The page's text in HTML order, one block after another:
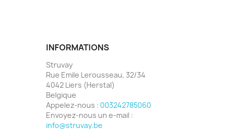
INFORMATIONS
Struvay
Rue Emile Lerousseau, 32/34
4042 Liers (Herstal)
Belgique
Appelez-nous : 003242785060
Envoyez-nous un e-mail :
info@struvay.be